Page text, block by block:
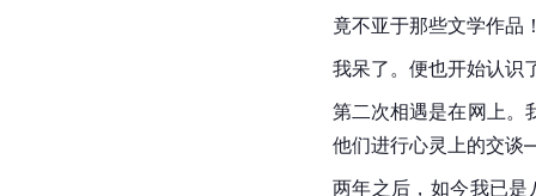
竟不亚于那些文学作品
我呆了。便也开始认
第二次相遇是在网上。
他们进行心灵上的交
两年之后，如今我已